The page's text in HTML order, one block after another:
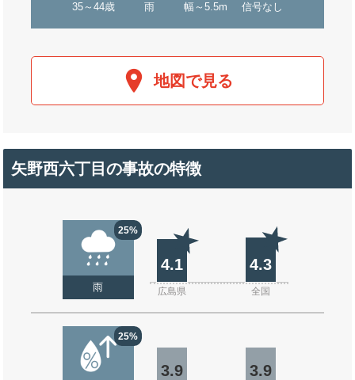
35～44歳 雨 幅～5.5m 信号なし
地図で見る
矢野西六丁目の事故の特徴
25%
雨
4.1 4.3
広島県 全国
25%
3.9 3.9